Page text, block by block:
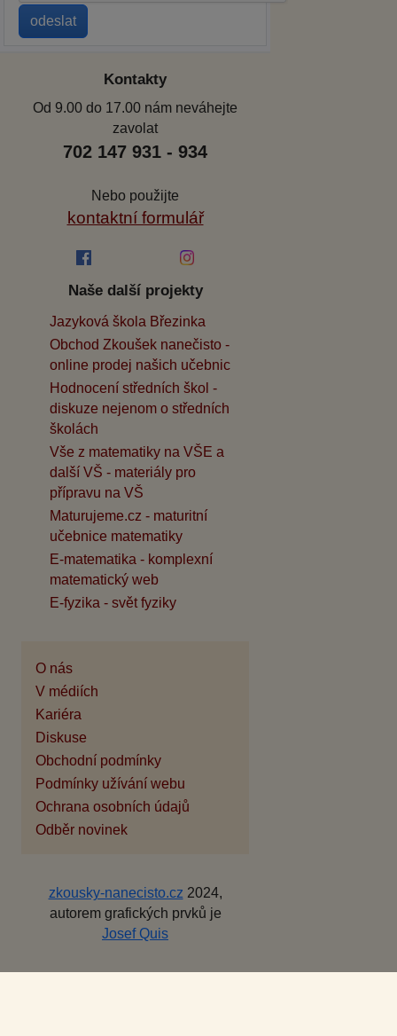
Kontakty
Od 9.00 do 17.00 nám neváhejte
zavolat
702 147 931 - 934
Nebo použijte
kontaktní formulář
Naše další projekty
Jazyková škola Březinka
Obchod Zkoušek nanečisto -
online prodej našich učebnic
Hodnocení středních škol -
diskuze nejenom o středních
školách
Vše z matematiky na VŠE a
další VŠ - materiály pro
přípravu na VŠ
Maturujeme.cz - maturitní
učebnice matematiky
E-matematika - komplexní
matematický web
E-fyzika - svět fyziky
O nás
V médiích
Kariéra
Diskuse
Obchodní podmínky
Podmínky užívání webu
Ochrana osobních údajů
Odběr novinek
zkousky-nanecisto.cz 2024,
autorem grafických prvků je
Josef Quis